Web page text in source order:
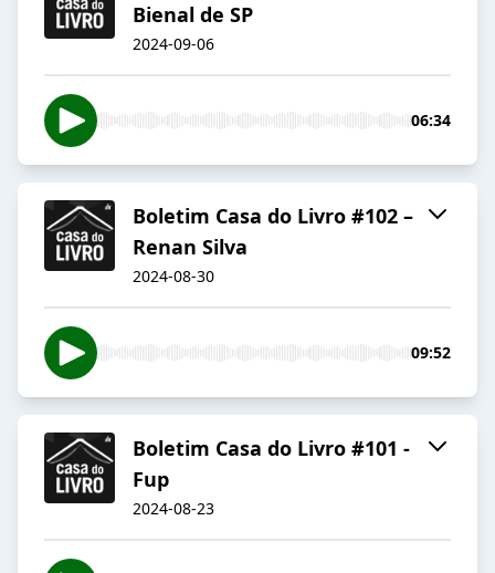
Bienal de SP
2024-09-06
06:34
Boletim Casa do Livro #102 –
Renan Silva
2024-08-30
09:52
Boletim Casa do Livro #101 -
Fup
2024-08-23